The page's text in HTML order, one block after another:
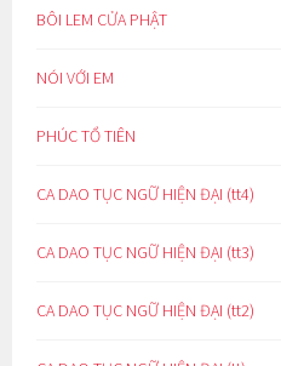
BÔI LEM CỬA PHẬT
NÓI VỚI EM
PHÚC TỔ TIÊN
CA DAO TỤC NGỮ HIỆN ĐẠI (tt4)
CA DAO TỤC NGỮ HIỆN ĐẠI (tt3)
CA DAO TỤC NGỮ HIỆN ĐẠI (tt2)